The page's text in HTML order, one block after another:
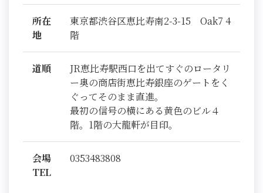
所在
地
東京都渋谷区恵比寿南2-3-15 Oak7 4
階
道順
JR恵比寿駅西口を出てすぐのロータリ
ー奥の商店街恵比寿銀座のゲートをく
ぐってそのまま直進。
最初の信号の横にある黄色のビル４
階。1階の大龍軒が目印。
会場
TEL
0353483808